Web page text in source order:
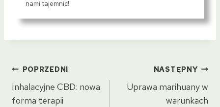
nami tajemnic!
Nawigacja
wpisu
POPRZEDNI
Inhalacyjne CBD: nowa
forma terapii
NASTĘPNY
Uprawa marihuany w
warunkach